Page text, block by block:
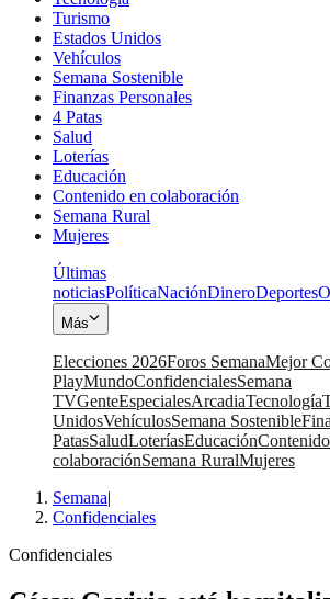
Turismo
Estados Unidos
Vehículos
Semana Sostenible
Finanzas Personales
4 Patas
Salud
Loterías
Educación
Contenido en colaboración
Semana Rural
Mujeres
Últimas
noticiasPolíticaNaciónDineroDeportes
Más
Elecciones 2026Foros SemanaMejor
PlayMundoConfidencialesSemana
TVGenteEspecialesArcadiaTecnología
UnidosVehículosSemana Sostenible
PatasSaludLoteríasEducación
colaboraciónSemana RuralMujeres
Semana|
Confidenciales
Confidenciales